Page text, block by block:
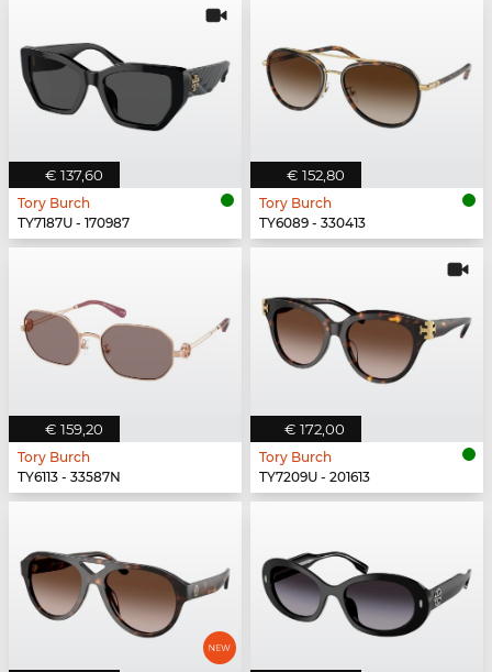
€ 137,60
Tory Burch
TY7187U - 170987
€ 152,80
Tory Burch
TY6089 - 330413
€ 159,20
Tory Burch
TY6113 - 33587N
€ 172,00
Tory Burch
TY7209U - 201613